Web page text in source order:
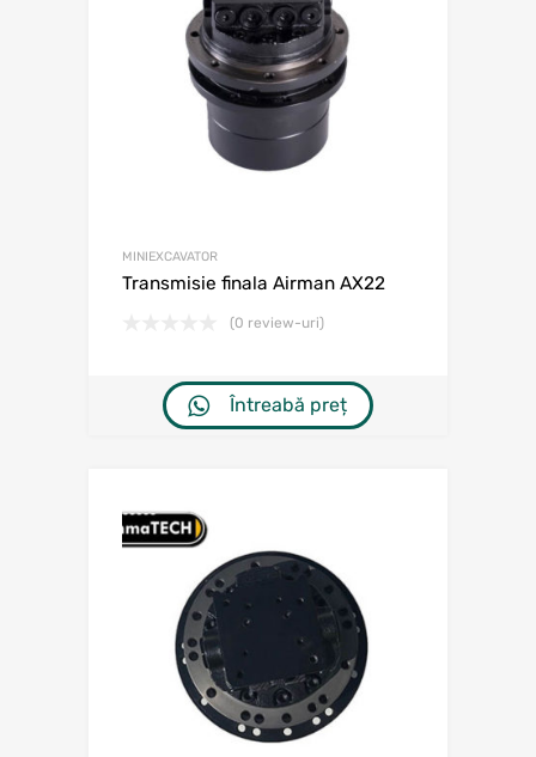
MINIEXCAVATOR
Transmisie finala Airman AX22
(0 review-uri)
Întreabă preț